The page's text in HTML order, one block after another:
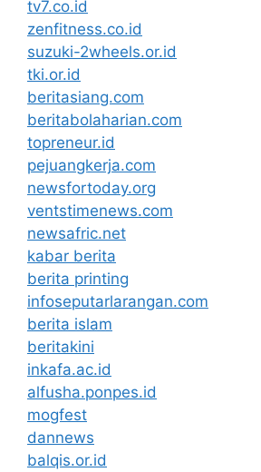
tv7.co.id
zenfitness.co.id
suzuki-2wheels.or.id
tki.or.id
beritasiang.com
beritabolaharian.com
topreneur.id
pejuangkerja.com
newsfortoday.org
ventstimenews.com
newsafric.net
kabar berita
berita printing
infoseputarlarangan.com
berita islam
beritakini
inkafa.ac.id
alfusha.ponpes.id
mogfest
dannews
balqis.or.id